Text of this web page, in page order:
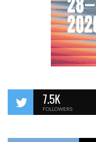
7.5K
FOLLOWERS